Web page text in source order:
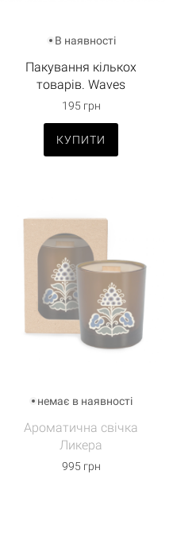
В наявності
Пакування кількох
товарів. Waves
195 грн
КУПИТИ
немає в наявності
Ароматична свічка
Ликера
995 грн